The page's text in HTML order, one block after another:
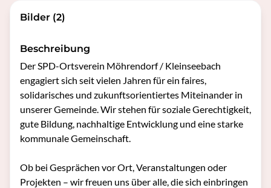
Bilder (2)
Beschreibung
Der SPD-Ortsverein Möhrendorf / Kleinseebach
engagiert sich seit vielen Jahren für ein faires,
solidarisches und zukunftsorientiertes Miteinander in
unserer Gemeinde. Wir stehen für soziale Gerechtigkeit,
gute Bildung, nachhaltige Entwicklung und eine starke
kommunale Gemeinschaft.
Ob bei Gesprächen vor Ort, Veranstaltungen oder
Projekten – wir freuen uns über alle, die sich einbringen